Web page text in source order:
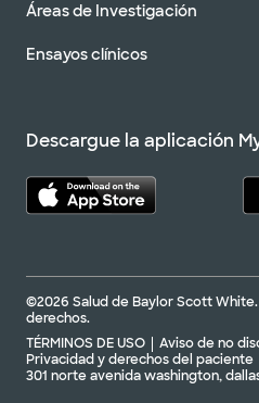
Áreas de Investigación
Ensayos clínicos
Descargue la aplicación
©2026 Salud de Baylor Scott
derechos.
TÉRMINOS DE USO
Aviso de no
Privacidad y derechos del paciente
301 norte avenida washington,